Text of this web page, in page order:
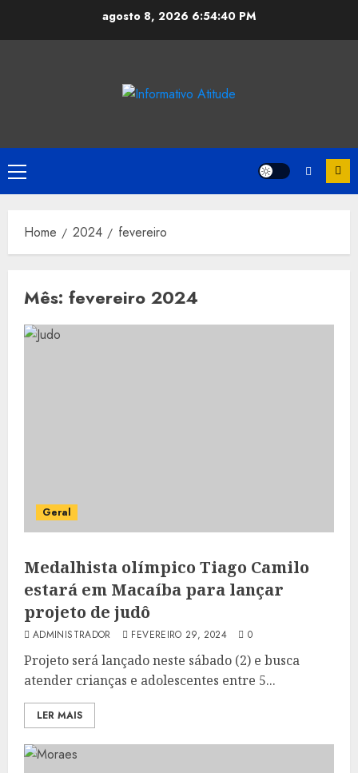
agosto 8, 20266:54:41 PM
Primary
Menu
Home 2024 fevereiro
Mês: fevereiro 2024
Geral
Medalhista olímpico Tiago Camilo
estará em Macaíba para lançar
projeto de judô
ADMINISTRADOR FEVEREIRO 29, 2024 0
Projeto será lançado neste sábado (2) e busca
atender crianças e adolescentes entre 5...
LER MAIS